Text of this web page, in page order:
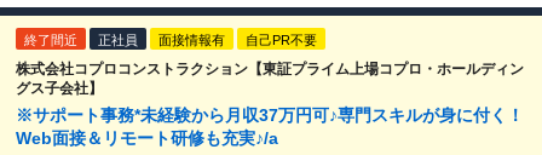
終了間近 正社員 面接情報有 自己PR不要
株式会社コプロコンストラクション【東証プライム上場コプロ・ホールディン
グス子会社】
※サポート事務*未経験から月収37万円可♪専門スキルが身に付く！
Web面接＆リモート研修も充実♪/a